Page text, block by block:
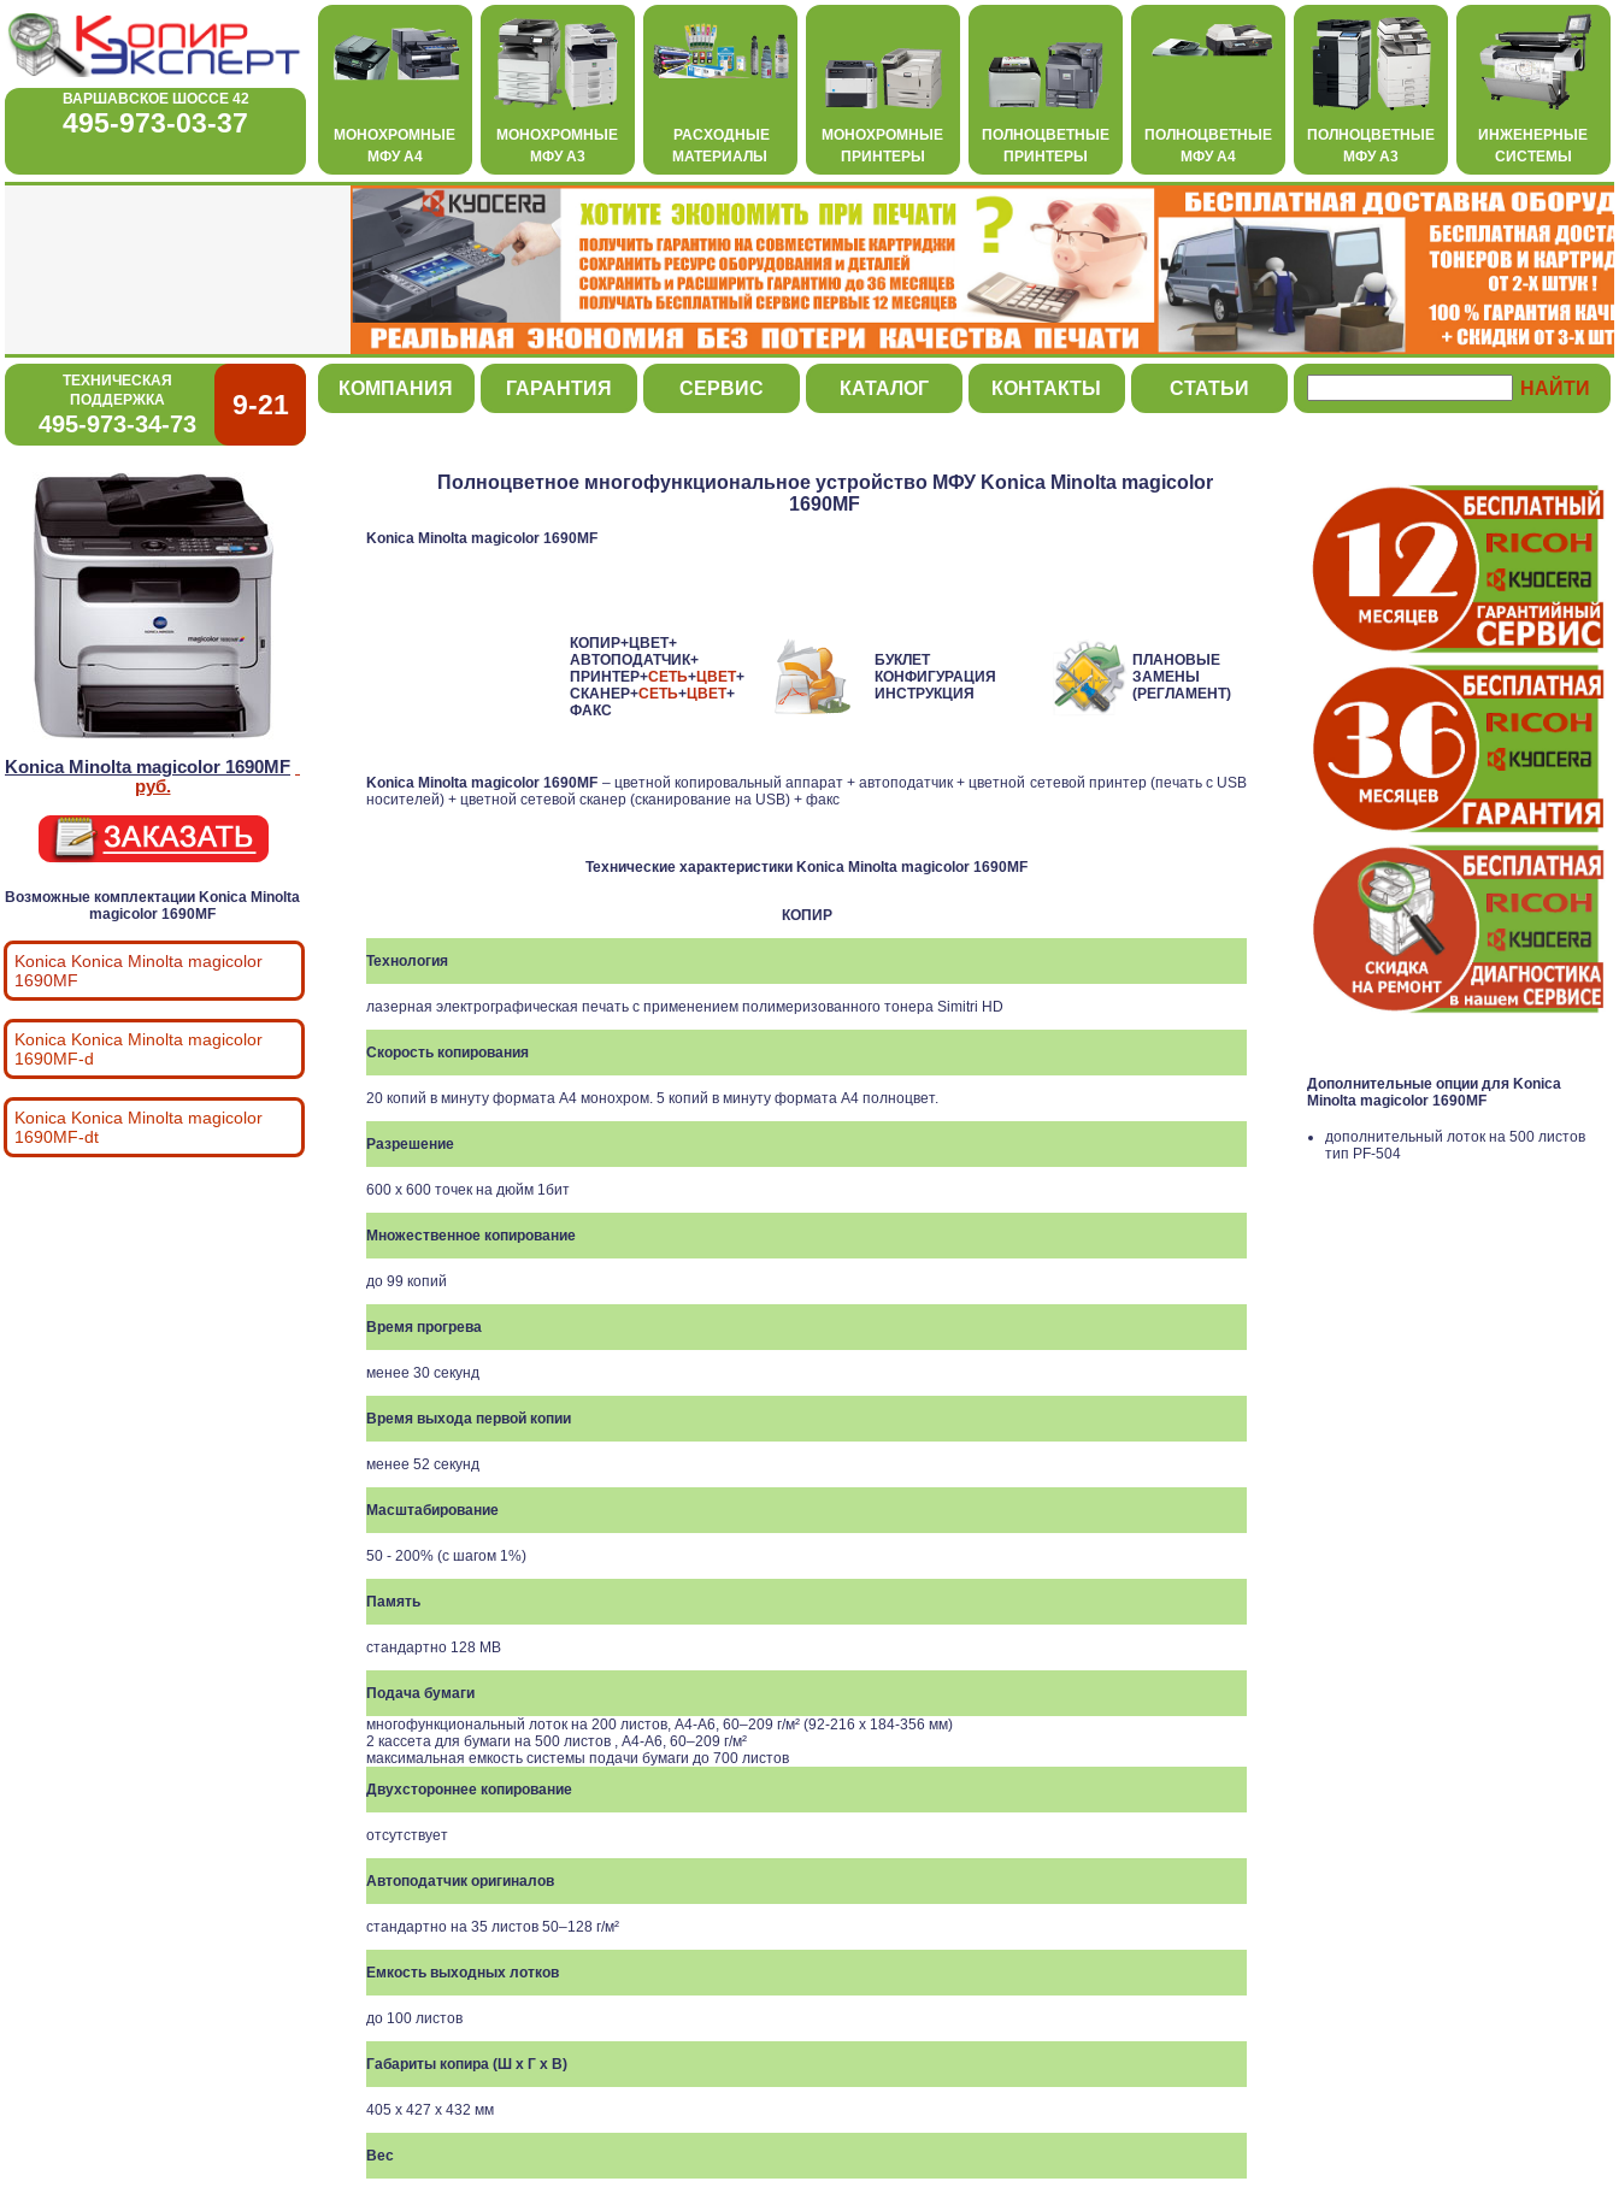
ВАРШАВСКОЕ ШОССЕ 42
495-973-03-37
МОНОХРОМНЫЕ
МФУ А4
МОНОХРОМНЫЕ
МФУ А3
РАСХОДНЫЕ
МАТЕРИАЛЫ
МОНОХРОМНЫЕ
ПРИНТЕРЫ
ПОЛНОЦВЕТНЫЕ
ПРИНТЕРЫ
ПОЛНОЦВЕТНЫЕ
МФУ А4
ПОЛНОЦВЕТНЫЕ
МФУ А3
ИНЖЕНЕРНЫЕ
СИСТЕМЫ
ТЕХНИЧЕСКАЯ
ПОДДЕРЖКА
495-973-34-73
9-21
КОМПАНИЯ ГАРАНТИЯ СЕРВИС КАТАЛОГ КОНТАКТЫ СТАТЬИ
Konica Minolta magicolor 1690MF
руб.
Возможные комплектации Konica Minolta
magicolor 1690MF
Konica Konica Minolta magicolor
1690MF
Konica Konica Minolta magicolor
1690MF-d
Konica Konica Minolta magicolor
1690MF-dt
Полноцветное многофункциональное устройство МФУ Konica Minolta magicolor
1690MF
Konica Minolta magicolor 1690MF
КОПИР+ЦВЕТ+
АВТОПОДАТЧИК+
ПРИНТЕР+СЕТЬ+ЦВЕТ+
СКАНЕР+СЕТЬ+ЦВЕТ+
ФАКС
БУКЛЕТ
КОНФИГУРАЦИЯ
ИНСТРУКЦИЯ
ПЛАНОВЫЕ
ЗАМЕНЫ
(РЕГЛАМЕНТ)
Konica Minolta magicolor 1690MF – цветной копировальный аппарат + автоподатчик + цветной сетевой принтер (печать с USB
носителей) + цветной сетевой сканер (сканирование на USB) + факс
Технические характеристики Konica Minolta magicolor 1690MF
КОПИР
Технология
лазерная электрографическая печать с применением полимеризованного тонера Simitri HD
Скорость копирования
20 копий в минуту формата А4 монохром. 5 копий в минуту формата А4 полноцвет.
Разрешение
600 х 600 точек на дюйм 1бит
Множественное копирование
до 99 копий
Время прогрева
менее 30 секунд
Время выхода первой копии
менее 52 секунд
Масштабирование
50 - 200% (с шагом 1%)
Память
стандартно 128 MB
Подача бумаги
многофункциональный лоток на 200 листов, А4-А6, 60–209 г/м² (92-216 x 184-356 мм)
2 кассета для бумаги на 500 листов , А4-А6, 60–209 г/м²
максимальная емкость системы подачи бумаги до 700 листов
Двухстороннее копирование
отсутствует
Автоподатчик оригиналов
стандартно на 35 листов 50–128 г/м²
Емкость выходных лотков
до 100 листов
Габариты копира (Ш x Г x В)
405 x 427 x 432 мм
Вес
Дополнительные опции для Konica
Minolta magicolor 1690MF
дополнительный лоток на 500 листов
тип PF-504